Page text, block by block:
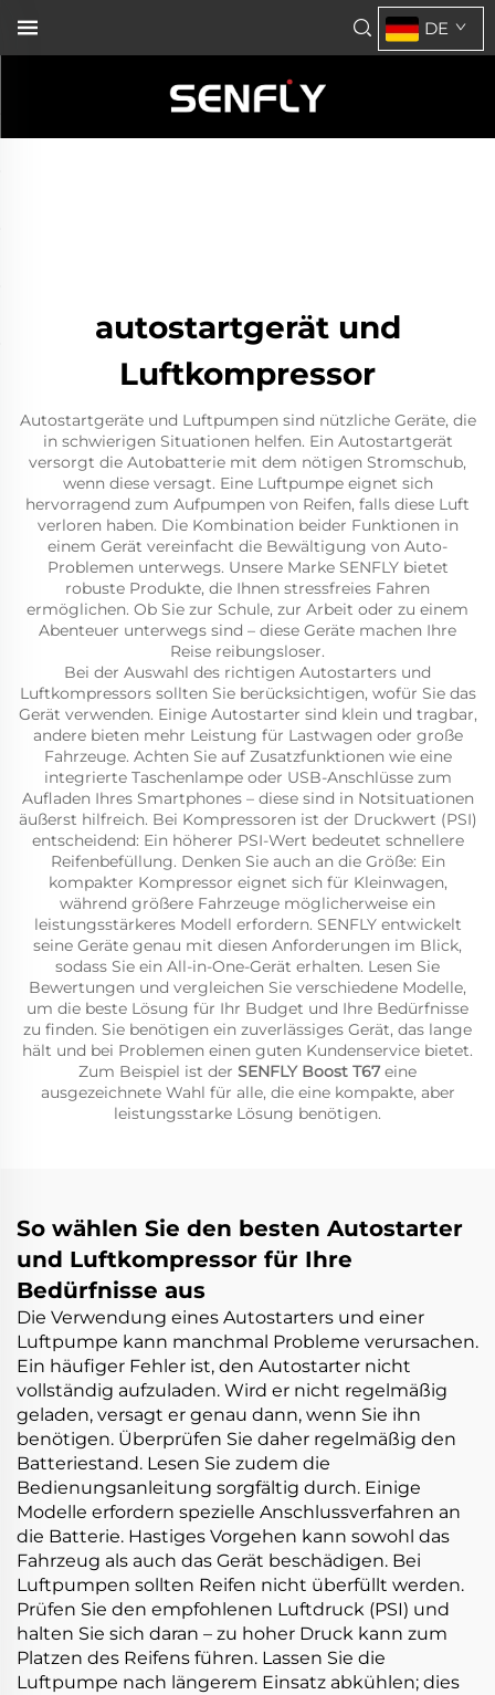
DE
autostartgerät und
Luftkompressor
Autostartgeräte und Luftpumpen sind nützliche Geräte, die
in schwierigen Situationen helfen. Ein Autostartgerät
versorgt die Autobatterie mit dem nötigen Stromschub,
wenn diese versagt. Eine Luftpumpe eignet sich
hervorragend zum Aufpumpen von Reifen, falls diese Luft
verloren haben. Die Kombination beider Funktionen in
einem Gerät vereinfacht die Bewältigung von Auto-
Problemen unterwegs. Unsere Marke SENFLY bietet
robuste Produkte, die Ihnen stressfreies Fahren
ermöglichen. Ob Sie zur Schule, zur Arbeit oder zu einem
Abenteuer unterwegs sind – diese Geräte machen Ihre
Reise reibungsloser.
Bei der Auswahl des richtigen Autostarters und
Luftkompressors sollten Sie berücksichtigen, wofür Sie das
Gerät verwenden. Einige Autostarter sind klein und tragbar,
andere bieten mehr Leistung für Lastwagen oder große
Fahrzeuge. Achten Sie auf Zusatzfunktionen wie eine
integrierte Taschenlampe oder USB-Anschlüsse zum
Aufladen Ihres Smartphones – diese sind in Notsituationen
äußerst hilfreich. Bei Kompressoren ist der Druckwert (PSI)
entscheidend: Ein höherer PSI-Wert bedeutet schnellere
Reifenbefüllung. Denken Sie auch an die Größe: Ein
kompakter Kompressor eignet sich für Kleinwagen,
während größere Fahrzeuge möglicherweise ein
leistungsstärkeres Modell erfordern. SENFLY entwickelt
seine Geräte genau mit diesen Anforderungen im Blick,
sodass Sie ein All-in-One-Gerät erhalten. Lesen Sie
Bewertungen und vergleichen Sie verschiedene Modelle,
um die beste Lösung für Ihr Budget und Ihre Bedürfnisse
zu finden. Sie benötigen ein zuverlässiges Gerät, das lange
hält und bei Problemen einen guten Kundenservice bietet.
Zum Beispiel ist der SENFLY Boost T67eine
ausgezeichnete Wahl für alle, die eine kompakte, aber
leistungsstarke Lösung benötigen.
So wählen Sie den besten Autostarter
und Luftkompressor für Ihre
Bedürfnisse aus
Die Verwendung eines Autostarters und einer
Luftpumpe kann manchmal Probleme verursachen.
Ein häufiger Fehler ist, den Autostarter nicht
vollständig aufzuladen. Wird er nicht regelmäßig
geladen, versagt er genau dann, wenn Sie ihn
benötigen. Überprüfen Sie daher regelmäßig den
Batteriestand. Lesen Sie zudem die
Bedienungsanleitung sorgfältig durch. Einige
Modelle erfordern spezielle Anschlussverfahren an
die Batterie. Hastiges Vorgehen kann sowohl das
Fahrzeug als auch das Gerät beschädigen. Bei
Luftpumpen sollten Reifen nicht überfüllt werden.
Prüfen Sie den empfohlenen Luftdruck (PSI) und
halten Sie sich daran – zu hoher Druck kann zum
Platzen des Reifens führen. Lassen Sie die
Luftpumpe nach längerem Einsatz abkühlen; dies